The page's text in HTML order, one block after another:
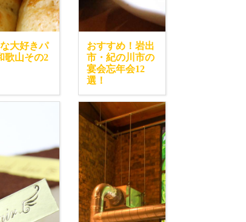
大好きパ
歌山その2
おすすめ！岩出
市・紀の川市の
宴会忘年会12
選！